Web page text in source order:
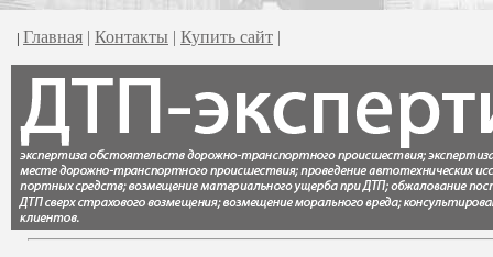
| Главная | Контакты | Купить сайт |